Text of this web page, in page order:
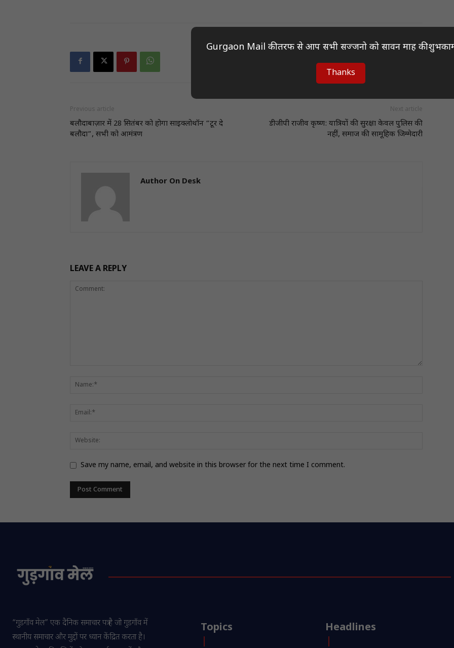
Previous article
बलौदाबाज़ार में 28 सितंबर को होगा साइक्लोथॉन “टूर दे
बलौदा”, सभी को आमंत्रण
Next article
डीजीपी राजीव कृष्ण: यात्रियों की सुरक्षा केवल पुलिस की
नहीं, समाज की सामूहिक जिम्मेदारी
Author On Desk
LEAVE A REPLY
Save my name, email, and website in this browser for the next time I comment.
“गुडगाँव मेल” एक दैनिक समाचार पत्र है जो गुडगाँव में
स्थानीय समाचार और मुद्दों पर ध्यान केंद्रित करता है।
Topics Headlines
Gurgaon Mail की तरफ से आप सभी सज्जनो को सावन माह की
Thanks